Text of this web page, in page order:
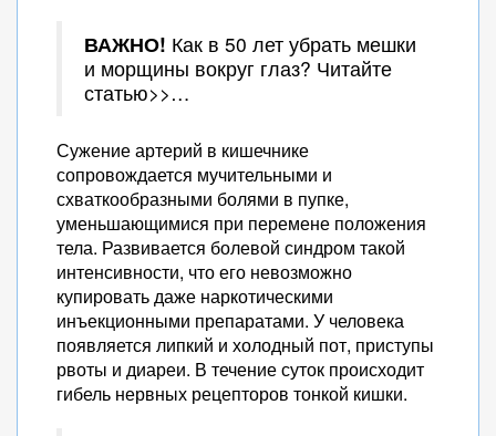
ВАЖНО! Как в 50 лет убрать мешки
и морщины вокруг глаз? Читайте
статью>>…
Сужение артерий в кишечнике
сопровождается мучительными и
схваткообразными болями в пупке,
уменьшающимися при перемене положения
тела. Развивается болевой синдром такой
интенсивности, что его невозможно
купировать даже наркотическими
инъекционными препаратами. У человека
появляется липкий и холодный пот, приступы
рвоты и диареи. В течение суток происходит
гибель нервных рецепторов тонкой кишки.